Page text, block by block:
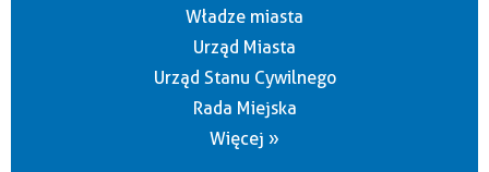
Władze miasta
Urząd Miasta
Urząd Stanu Cywilnego
Rada Miejska
Więcej »